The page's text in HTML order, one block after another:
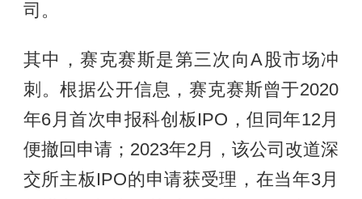
司。
其中，赛克赛斯是第三次向A股市场冲
刺。根据公开信息，赛克赛斯曾于2020
年6月首次申报科创板IPO，但同年12月
便撤回申请；2023年2月，该公司改道深
交所主板IPO的申请获受理，在当年3月